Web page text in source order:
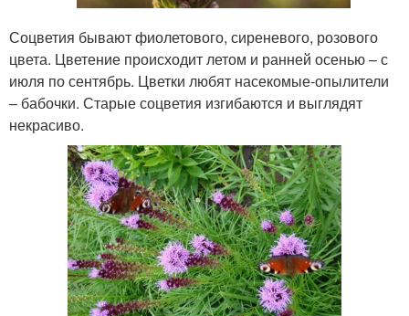
Соцветия бывают фиолетового, сиреневого, розового
цвета. Цветение происходит летом и ранней осенью – с
июля по сентябрь. Цветки любят насекомые-опылители
– бабочки. Старые соцветия изгибаются и выглядят
некрасиво.